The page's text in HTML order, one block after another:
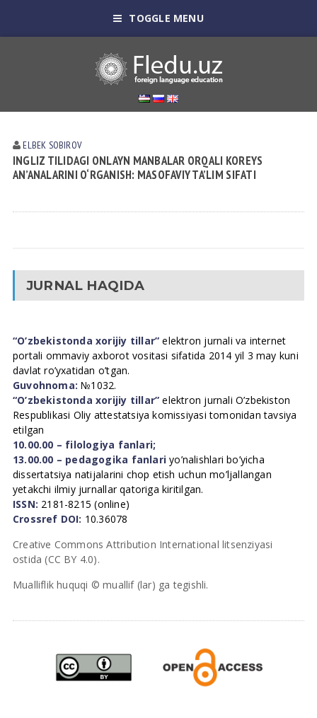
TOGGLE MENU
ELBEK SOBIROV
INGLIZ TILIDAGI ONLAYN MANBALAR ORQALI KOREYS
AN’ANALARINI O‘RGANISH: MASOFAVIY TA’LIM SIFATI
JURNAL HAQIDA
“O’zbekistonda xorijiy tillar” elektron jurnali va internet
portali ommaviy axborot vositasi sifatida 2014 yil 3 may kuni
davlat ro’yxatidan o’tgan.
Guvohnoma: №1032.
“O’zbekistonda xorijiy tillar” elektron jurnali O’zbekiston
Respublikasi Oliy attestatsiya komissiyasi tomonidan tavsiya
etilgan
10.00.00 – filologiya fanlari;
13.00.00 – pedagogika fanlari yo’nalishlari bo’yicha
dissertatsiya natijalarini chop etish uchun mo’ljallangan
yetakchi ilmiy jurnallar qatoriga kiritilgan.
ISSN: 2181-8215 (online)
Crossref DOI: 10.36078
Creative Commons Attribution International litsenziyasi
ostida (CC BY 4.0).
Mualliflik huquqi © muallif (lar) ga tegishli.